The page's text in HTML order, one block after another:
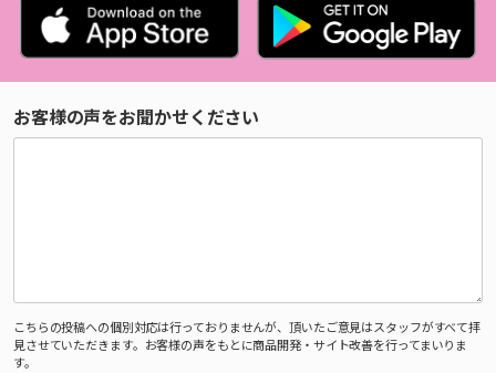
お客様の声をお聞かせください
こちらの投稿への個別対応は行っておりませんが、頂いたご意見はスタッフがすべて拝
見させていただきます。お客様の声をもとに商品開発・サイト改善を行ってまいりま
す。